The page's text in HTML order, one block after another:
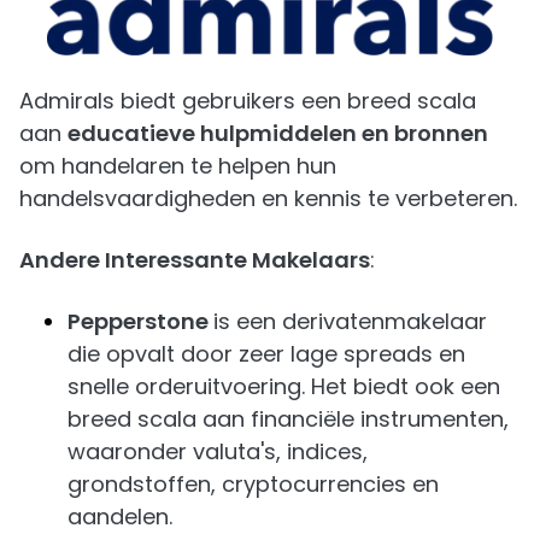
Admirals biedt gebruikers een breed scala
aan educatieve hulpmiddelen en bronnen
om handelaren te helpen hun
handelsvaardigheden en kennis te verbeteren.
Andere Interessante Makelaars:
Pepperstone is een derivatenmakelaar
die opvalt door zeer lage spreads en
snelle orderuitvoering. Het biedt ook een
breed scala aan financiële instrumenten,
waaronder valuta's, indices,
grondstoffen, cryptocurrencies en
aandelen.